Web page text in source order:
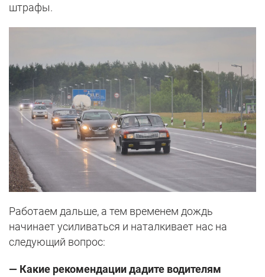
штрафы.
Работаем дальше, а тем временем дождь
начинает усиливаться и наталкивает нас на
следующий вопрос:
— Какие рекомендации дадите водителям